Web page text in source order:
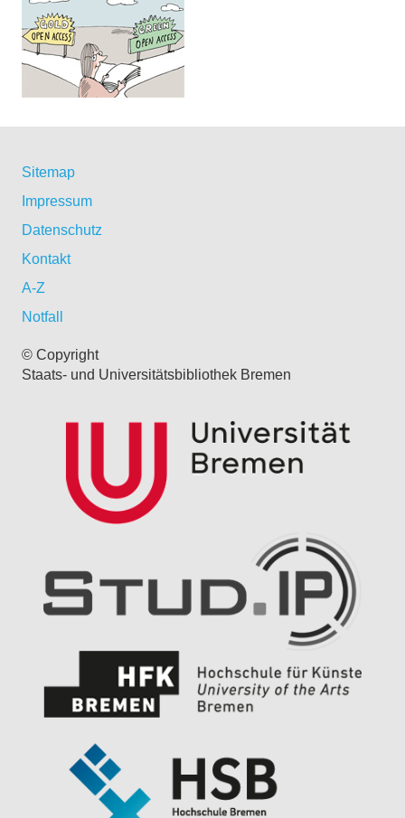
Sitemap
Impressum
Datenschutz
Kontakt
A-Z
Notfall
© Copyright
Staats- und Universitätsbibliothek Bremen